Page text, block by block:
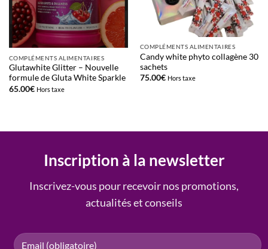
COMPLÉMENTS ALIMENTAIRES
Glutawhite Glitter – Nouvelle
formule de Gluta White Sparkle
65.00€ Hors taxe
COMPLÉMENTS ALIMENTAIRES
Candy white phyto collagène 30
sachets
75.00€ Hors taxe
Inscription à la newsletter
Inscrivez-vous pour recevoir nos promotions,
actualités et conseils